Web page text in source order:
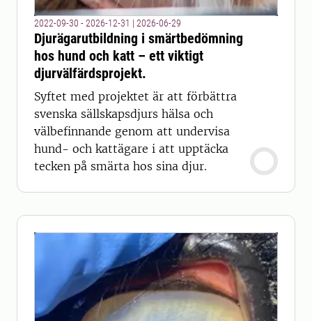
2022-09-30 - 2026-12-31 | 2026-06-29
Djurägarutbildning i smärtbedömning
hos hund och katt – ett viktigt
djurvälfärdsprojekt.
Syftet med projektet är att förbättra
svenska sällskapsdjurs hälsa och
välbefinnande genom att undervisa
hund- och kattägare i att upptäcka
tecken på smärta hos sina djur.